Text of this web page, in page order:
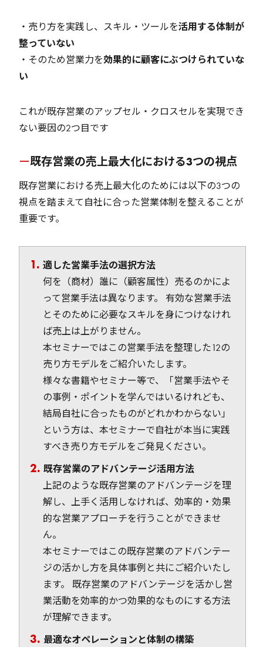
・売り方を実践し、スキル・ツールを活用する体制が
整っていない
・そのため営業力を効果的に顧客にぶつけられていな
い
これが既存営業のアップセル・クロスセルを実現でき
ない要因の2つ目です
既存営業の売上最大化における3つの視点
既存営業における売上最大化のためには以下の3つの
視点を踏まえて自社に合った営業体制を整えることが
重要です。
適した営業手法の選択方法
何を（商材）誰に（顧客属性）売るのかによ
って営業手法は異なります。 有効な営業手法
とそのために必要なスキルを身につけなけれ
ば売上は上がりません。
本セミナーではこの営業手法を整理した12の
売り方モデルをご紹介いたします。
様々な書籍やセミナー等で、「営業手法やそ
の事例・ポイントを学んではいるけれども、
結局自社に合ったものがどれかわからない」
という方は、本セミナーで自社が本当に実践
すべき売り方モデルをご発見ください。
既存営業のアドバンテージ活用方法
上記のような既存営業のアドバンテージを理
解し、上手く活用しなければ、効率的・効果
的な営業アプローチを行うことができませ
ん。
本セミナーではこの既存営業のアドバンテー
ジの活かし方を具体事例と共にご紹介いたし
ます。 既存営業のアドバンテージを活かし営
業活動を効率的かつ効果的なものにする方法
が理解できます。
最適なオペレーションと体制の構築